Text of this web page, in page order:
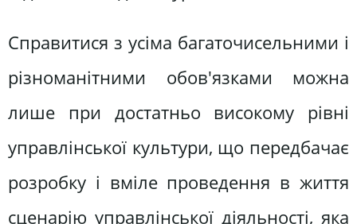
Справитися з усіма багаточисельними і
різноманітними обов'язками можна
лише при достатньо високому рівні
управлінської культури, що передбачає
розробку і вміле проведення в життя
сценарію управлінської діяльності, яка